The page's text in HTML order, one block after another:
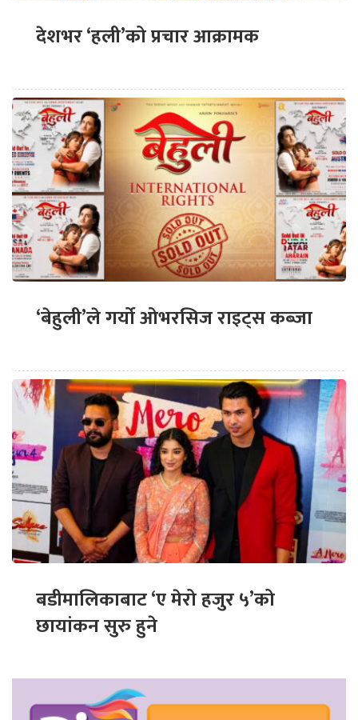
देशभर ‘हली’को प्रचार आक्रामक
‘बेहुली’ले गर्यो ओभरसिज राइट्स कब्जा
बडीमालिकाबाट ‘ए मेरो हजुर ५’को
छायांकन सुरु हुने